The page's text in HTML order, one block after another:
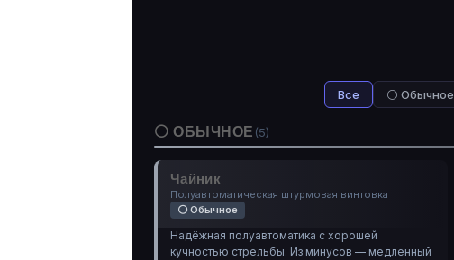
Все ⚪ Обычное
⚪ ОБЫЧНОЕ (5)
Чайник
Полуавтоматическая штурмовая винтовка
⚪ Обычное
Надёжная полуавтоматика с хорошей
кучностью стрельбы. Из минусов — медленный